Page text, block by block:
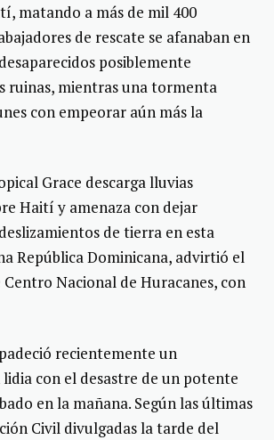
matando a más de mil 400
de rescate se afanaban en
posiblemente
ruinas, mientras una tormenta
con empeorar aún más la
Grace descarga lluvias
Haití y amenaza con dejar
de tierra en esta
República Dominicana, advirtió el
Nacional de Huracanes, con
recientemente un
con el desastre de un potente
en la mañana. Según las últimas
Civil divulgadas la tarde del